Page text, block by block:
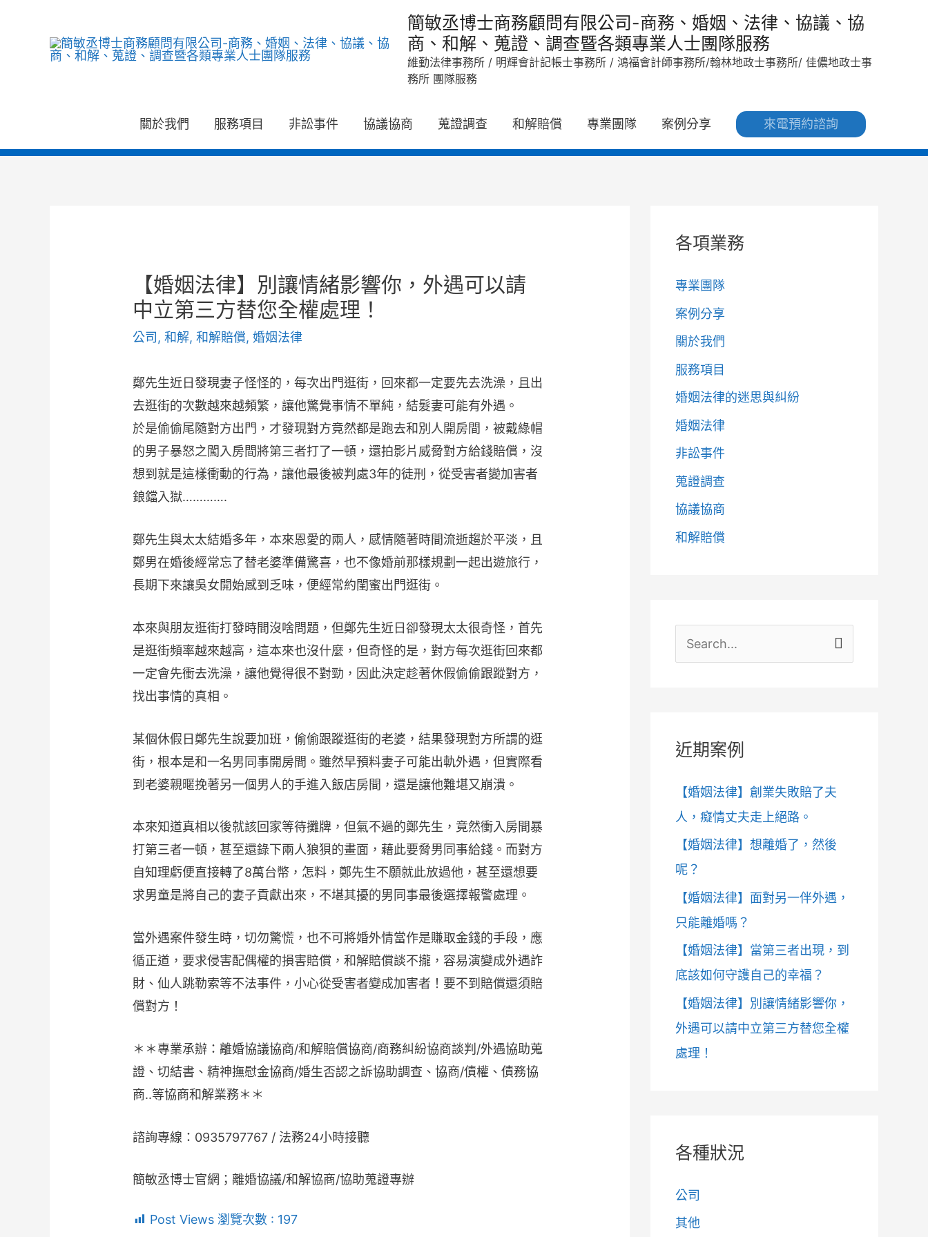
簡敏丞博士商務顧問有限公司-商務、婚姻、法律、協議、協
商、和解、蒐證、調查暨各類專業人士團隊服務
維勤法律事務所 / 明輝會計記帳士事務所 / 鴻福會計師事務所/翰林地政士事務所/ 佳儂地政士事
務所 團隊服務
關於我們 服務項目 非訟事件 協議協商 蒐證調查 和解賠償 專業團隊 案例分享 來電預約諮詢
【婚姻法律】別讓情緒影響你，外遇可以請
中立第三方替您全權處理！
公司 ,和解,和解賠償,婚姻法律
鄭先生近日發現妻子怪怪的，每次出門逛街，回來都一定要先去洗澡，且出
去逛街的次數越來越頻繁，讓他驚覺事情不單純，結髮妻可能有外遇。
於是偷偷尾隨對方出門，才發現對方竟然都是跑去和別人開房間，被戴綠帽
的男子暴怒之闖入房間將第三者打了一頓，還拍影片威脅對方給錢賠償，沒
想到就是這樣衝動的行為，讓他最後被判處3年的徒刑，從受害者變加害者
鋃鐺入獄………….
鄭先生與太太結婚多年，本來恩愛的兩人，感情隨著時間流逝趨於平淡，且
鄭男在婚後經常忘了替老婆準備驚喜，也不像婚前那樣規劃一起出遊旅行，
長期下來讓吳女開始感到乏味，便經常約閨蜜出門逛街。
本來與朋友逛街打發時間沒啥問題，但鄭先生近日卻發現太太很奇怪，首先
是逛街頻率越來越高，這本來也沒什麼，但奇怪的是，對方每次逛街回來都
一定會先衝去洗澡，讓他覺得很不對勁，因此決定趁著休假偷偷跟蹤對方，
找出事情的真相。
某個休假日鄭先生說要加班，偷偷跟蹤逛街的老婆，結果發現對方所謂的逛
街，根本是和一名男同事開房間。雖然早預料妻子可能出軌外遇，但實際看
到老婆親暱挽著另一個男人的手進入飯店房間，還是讓他難堪又崩潰。
本來知道真相以後就該回家等待攤牌，但氣不過的鄭先生，竟然衝入房間暴
打第三者一頓，甚至還錄下兩人狼狽的畫面，藉此要脅男同事給錢。而對方
自知理虧便直接轉了8萬台幣，怎料，鄭先生不願就此放過他，甚至還想要
求男童是將自己的妻子貢獻出來，不堪其擾的男同事最後選擇報警處理。
當外遇案件發生時，切勿驚慌，也不可將婚外情當作是賺取金錢的手段，應
循正道，要求侵害配偶權的損害賠償，和解賠償談不攏，容易演變成外遇詐
財、仙人跳勒索等不法事件，小心從受害者變成加害者！要不到賠償還須賠
償對方！
＊＊專業承辦：離婚協議協商/和解賠償協商/商務糾紛協商談判/外遇協助蒐
證、切結書、精神撫慰金協商/婚生否認之訴協助調查、協商/債權、債務協
商..等協商和解業務＊＊
諮詢專線：0935797767 / 法務24小時接聽
簡敏丞博士官網；離婚協議/和解協商/協助蒐證專辦
Post Views 瀏覽次數 : 197
各項業務
專業團隊
案例分享
關於我們
服務項目
婚姻法律的迷思與糾紛
婚姻法律
非訟事件
蒐證調查
協議協商
和解賠償
字
近期案例
【婚姻法律】創業失敗賠了夫
人，癡情丈夫走上絕路。
【婚姻法律】想離婚了，然後
呢？
【婚姻法律】面對另一伴外遇，
只能離婚嗎？
【婚姻法律】當第三者出現，到
底該如何守護自己的幸福？
【婚姻法律】別讓情緒影響你，
外遇可以請中立第三方替您全權
處理！
各種狀況
公司
其他